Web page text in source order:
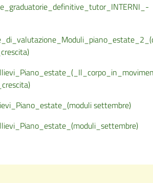
settembre)